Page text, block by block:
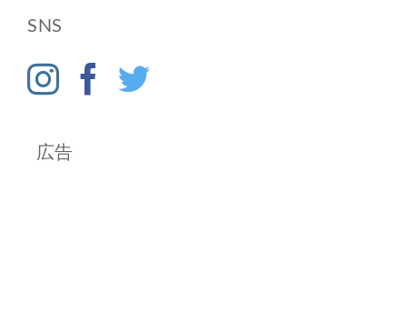
ブ
SNS
広告